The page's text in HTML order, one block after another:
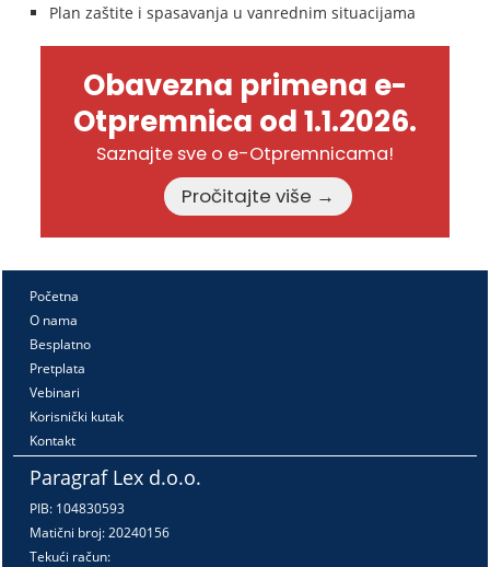
Plan zaštite i spasavanja u vanrednim situacijama
Obavezna primena e-
Otpremnica od 1.1.2026.
Saznajte sve o e-Otpremnicama!
Pročitajte više →
Početna
O nama
Besplatno
Pretplata
Vebinari
Korisnički kutak
Kontakt
Paragraf Lex d.o.o.
PIB: 104830593
Matični broj: 20240156
Tekući račun: